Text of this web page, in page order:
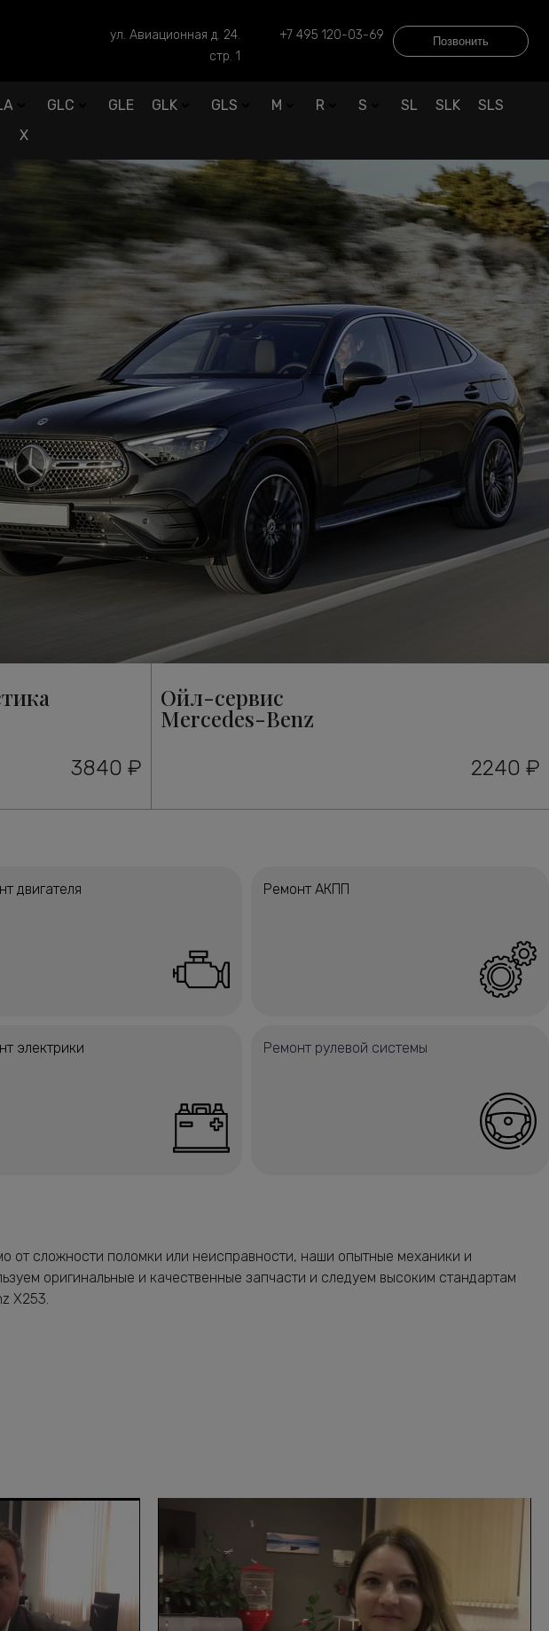
ул. Авиационная д. 24.
стр. 1
+7 495 120-03-69 Позвонить
GLC GLE GLK GLS M R S SL SLK
SLS
X
3840 ₽
Ойл-сервис
Mercedes-Benz
2240 ₽
двигателя Ремонт АКПП
электрики Ремонт рулевой системы
от сложности поломки или неисправности, наши опытные механики и
оригинальные и качественные запчасти и следуем высоким стандартам
X253.